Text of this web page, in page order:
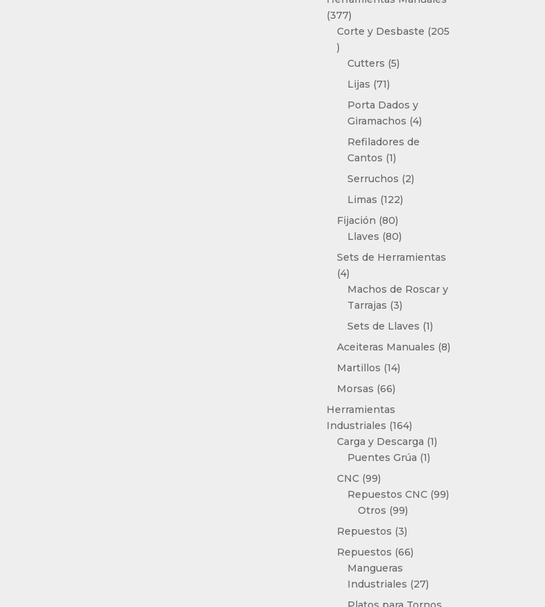
377377
productos
Corte y Desbaste
205
205
productos
Cutters 55
Lijas 7171
productos
Porta Dados y
Giramachos 44
Refiladores de
Cantos 11
producto
Serruchos 22
Limas 122122
Fijación 8080
productos
Llaves 8080
productos
Sets de Herramientas
44
productos
Machos de Roscar y
Tarrajas 33
productos
Sets de Llaves 11
producto
Aceiteras Manuales 88
Martillos 1414
Morsas 6666
Herramientas
Industriales 164164
productos
Carga y Descarga 11
Puentes Grúa 11
CNC 9999
productos
Repuestos CNC 9999
Otros 9999
productos
Repuestos 33
productos
Repuestos 6666
Mangueras
Industriales
2727